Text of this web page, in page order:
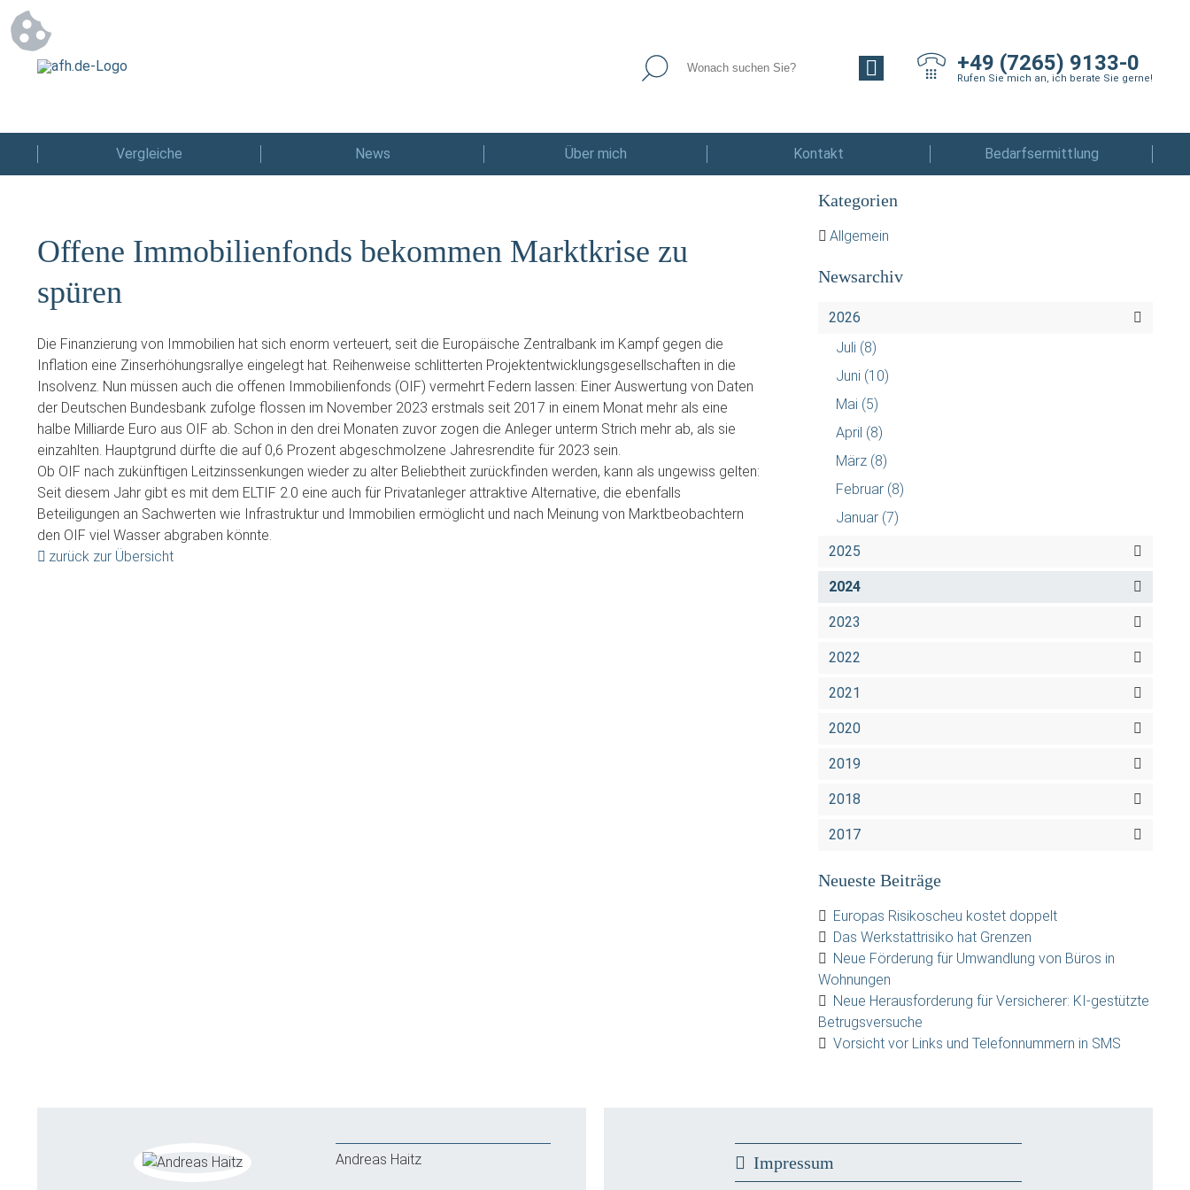
+49 (7265) 9133-0
Rufen Sie mich an, ich berate Sie gerne!
Vergleiche News Über mich Kontakt Bedarfsermittlung
Offene Immobilienfonds bekommen Marktkrise zu
spüren
Die Finanzierung von Immobilien hat sich enorm verteuert, seit die Europäische Zentralbank im Kampf gegen die
Inflation eine Zinserhöhungsrallye eingelegt hat. Reihenweise schlitterten Projektentwicklungsgesellschaften in die
Insolvenz. Nun müssen auch die offenen Immobilienfonds (OIF) vermehrt Federn lassen: Einer Auswertung von Daten
der Deutschen Bundesbank zufolge flossen im November 2023 erstmals seit 2017 in einem Monat mehr als eine
halbe Milliarde Euro aus OIF ab. Schon in den drei Monaten zuvor zogen die Anleger unterm Strich mehr ab, als sie
einzahlten. Hauptgrund dürfte die auf 0,6 Prozent abgeschmolzene Jahresrendite für 2023 sein.
Ob OIF nach zukünftigen Leitzinssenkungen wieder zu alter Beliebtheit zurückfinden werden, kann als ungewiss gelten:
Seit diesem Jahr gibt es mit dem ELTIF 2.0 eine auch für Privatanleger attraktive Alternative, die ebenfalls
Beteiligungen an Sachwerten wie Infrastruktur und Immobilien ermöglicht und nach Meinung von Marktbeobachtern
den OIF viel Wasser abgraben könnte.
zurück zur Übersicht
Kategorien
Allgemein
Newsarchiv
2026
Juli (8)
Juni (10)
Mai (5)
April (8)
März (8)
Februar (8)
Januar (7)
2025
2024
2023
2022
2021
2020
2019
2018
2017
Neueste Beiträge
Europas Risikoscheu kostet doppelt
Das Werkstattrisiko hat Grenzen
Neue Förderung für Umwandlung von Büros in
Wohnungen
Neue Herausforderung für Versicherer: KI-gestützte
Betrugsversuche
Vorsicht vor Links und Telefonnummern in SMS
Andreas Haitz Impressum